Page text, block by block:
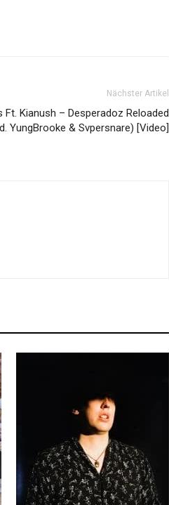
Nächster Artikel
Ft. Kianush – Desperadoz Reloaded
YungBrooke & Svpersnare) [Video]